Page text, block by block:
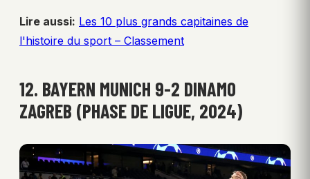
Lire aussi: Les 10 plus grands capitaines de
l'histoire du sport – Classement
12. BAYERN MUNICH 9-2 DINAMO
ZAGREB (PHASE DE LIGUE, 2024)